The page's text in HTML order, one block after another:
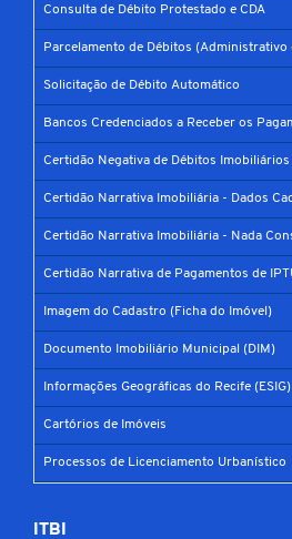
Consulta de Débito Protestado e CDA
Parcelamento de Débitos (Administrativo
Solicitação de Débito Automático
Bancos Credenciados a Receber os
Certidão Negativa de Débitos Imobiliários
Certidão Narrativa Imobiliária - Dados
Certidão Narrativa Imobiliária - Nada
Certidão Narrativa de Pagamentos de
Imagem do Cadastro (Ficha do Imóvel)
Documento Imobiliário Municipal (DIM)
Informações Geográficas do Recife (ESIG)
Cartórios de Imóveis
Processos de Licenciamento Urbanístico
ITBI